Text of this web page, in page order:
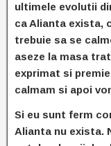
ultimele evolutii
ca Alianta exista,
trebuie sa se
aseze la masa
exprimat si
calmam si apoi
Si eu sunt ferm
Alianta nu exista.